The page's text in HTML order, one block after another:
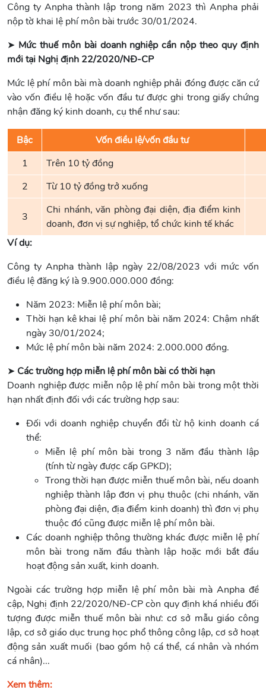
Công ty Anpha thành lập trong năm 2023 thì Anpha phải
nộp tờ khai lệ phí môn bài trước 30/01/2024.
➤ Mức thuế môn bài doanh nghiệp cần nộp theo quy định
mới tại Nghị định 22/2020/NĐ-CP
Mức lệ phí môn bài mà doanh nghiệp phải đóng được căn cứ
vào vốn điều lệ hoặc vốn đầu tư được ghi trong giấy chứng
nhận đăng ký kinh doanh, cụ thể như sau:
Bậc
Vốn điều lệ/vốn đầu tư
1
Trên 10 tỷ đồng
2
Từ 10 tỷ đồng trở xuống
3
Chi nhánh, văn phòng đại diện, địa điểm kinh
doanh, đơn vị sự nghiệp, tổ chức kinh tế khác
Ví dụ:
Công ty Anpha thành lập ngày 22/08/2023 với mức vốn
điều lệ đăng ký là 9.900.000.000 đồng:
Năm 2023: Miễn lệ phí môn bài;
Thời hạn kê khai lệ phí môn bài năm 2024: Chậm nhất
ngày 30/01/2024;
Mức lệ phí môn bài năm 2024: 2.000.000 đồng.
➤ Các trường hợp miễn lệ phí môn bài có thời hạn
Doanh nghiệp được miễn nộp lệ phí môn bài trong một thời
hạn nhất định đối với các trường hợp sau:
Đối với doanh nghiệp chuyển đổi từ hộ kinh doanh cá
thể:
Miễn lệ phí môn bài trong 3 năm đầu thành lập
(tính từ ngày được cấp GPKD);
Trong thời hạn được miễn thuế môn bài, nếu doanh
nghiệp thành lập đơn vị phụ thuộc (chi nhánh, văn
phòng đại diện, địa điểm kinh doanh) thì đơn vị phụ
thuộc đó cũng được miễn lệ phí môn bài.
Các doanh nghiệp thông thường khác được miễn lệ phí
môn bài trong năm đầu thành lập hoặc mới bắt đầu
hoạt động sản xuất, kinh doanh.
Ngoài các trường hợp miễn lệ phí môn bài mà Anpha đề
cập, Nghị định 22/2020/NĐ-CP còn quy định khá nhiều đối
tượng được miễn thuế môn bài như: cơ sở mẫu giáo công
lập, cơ sở giáo dục trung học phổ thông công lập, cơ sở hoạt
động sản xuất muối (bao gồm hộ cá thể, cá nhân và nhóm
cá nhân)...
Xem thêm: